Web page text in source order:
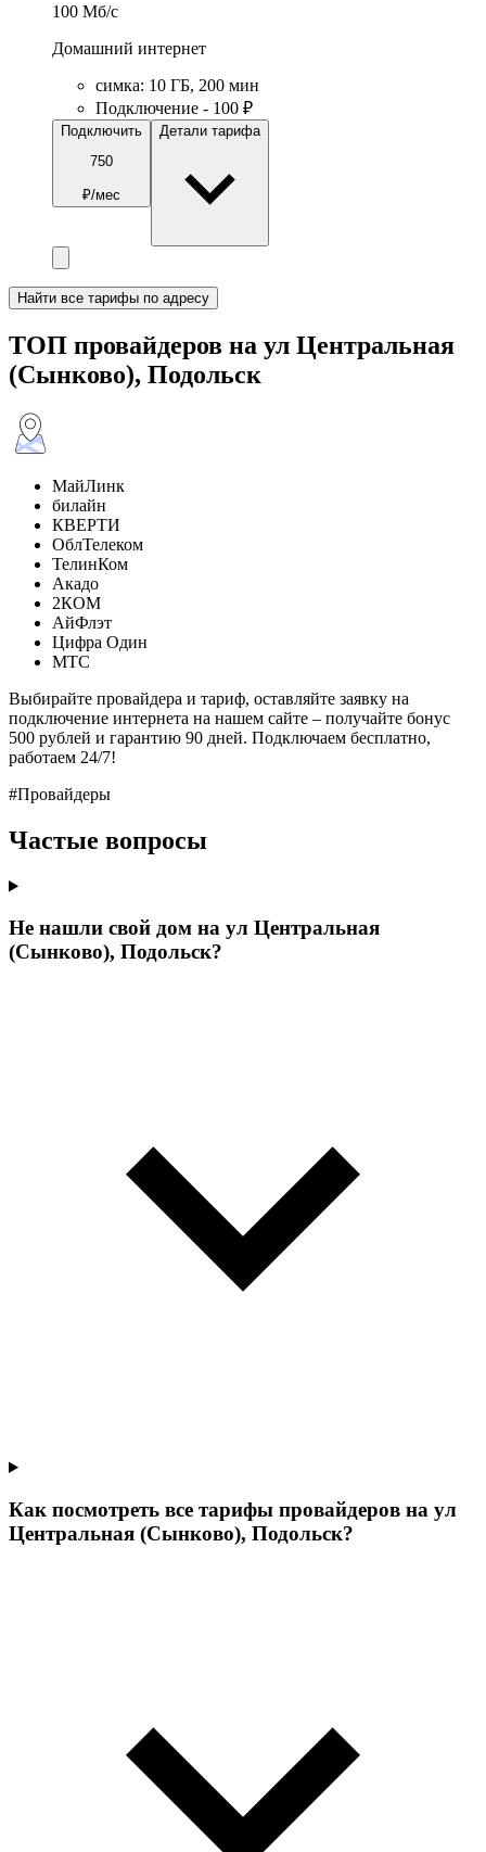
100 Мб/c
Домашний интернет
симка: 10 ГБ, 200 мин
Подключение - 100 ₽
Подключить
750
₽/мес
Детали тарифа
Найти все тарифы по адресу
ТОП провайдеров на ул Центральная
(Сынково), Подольск
МайЛинк
билайн
КВЕРТИ
ОблТелеком
ТелинКом
Акадо
2КОМ
АйФлэт
Цифра Один
МТС
Выбирайте провайдера и тариф, оставляйте заявку на
подключение интернета на нашем сайте – получайте бонус
500 рублей и гарантию 90 дней. Подключаем бесплатно,
работаем 24/7!
#Провайдеры
Частые вопросы
Не нашли свой дом на ул Центральная
(Сынково), Подольск?
Как посмотреть все тарифы провайдеров на ул
Центральная (Сынково), Подольск?